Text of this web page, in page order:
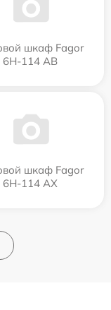
шкаф Fagor
6H-114 AB
шкаф Fagor
6H-114 AX